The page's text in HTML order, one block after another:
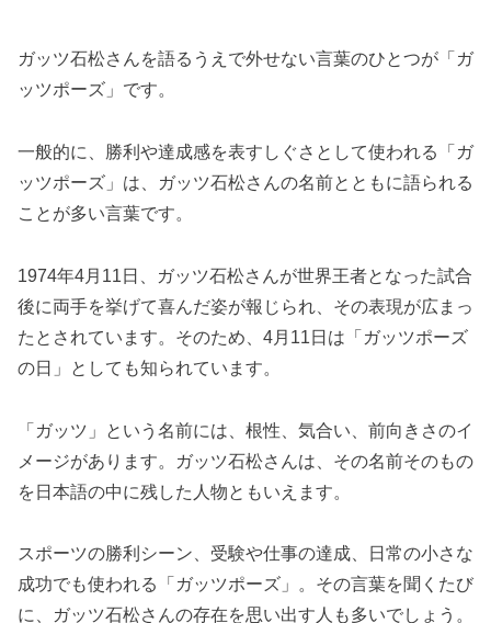
ガッツ石松さんを語るうえで外せない言葉のひとつが「ガ
ッツポーズ」です。
一般的に、勝利や達成感を表すしぐさとして使われる「ガ
ッツポーズ」は、ガッツ石松さんの名前とともに語られる
ことが多い言葉です。
1974年4月11日、ガッツ石松さんが世界王者となった試合
後に両手を挙げて喜んだ姿が報じられ、その表現が広まっ
たとされています。そのため、4月11日は「ガッツポーズ
の日」としても知られています。
「ガッツ」という名前には、根性、気合い、前向きさのイ
メージがあります。ガッツ石松さんは、その名前そのもの
を日本語の中に残した人物ともいえます。
スポーツの勝利シーン、受験や仕事の達成、日常の小さな
成功でも使われる「ガッツポーズ」。その言葉を聞くたび
に、ガッツ石松さんの存在を思い出す人も多いでしょう。